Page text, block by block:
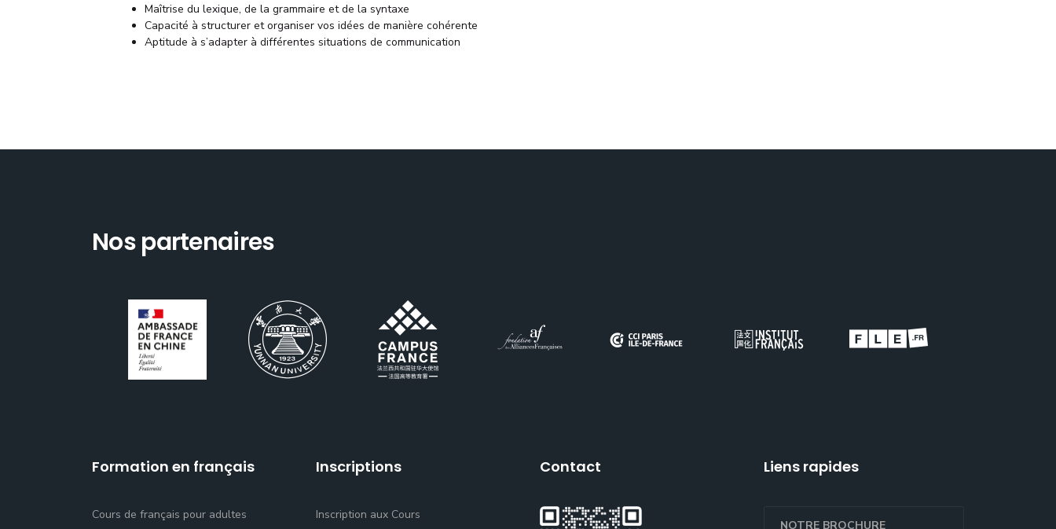
Maîtrise du lexique, de la grammaire et de la syntaxe
Capacité à structurer et organiser vos idées de manière cohérente
Aptitude à s’adapter à différentes situations de communication
Nos partenaires
Formation en français
Cours de français pour adultes
Inscriptions
Inscription aux Cours
Contact Liens rapides
NOTRE BROCHURE